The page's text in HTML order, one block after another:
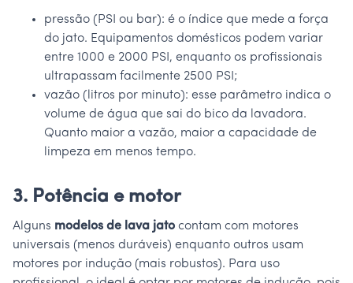
pressão (PSI ou bar): é o índice que mede a força
do jato. Equipamentos domésticos podem variar
entre 1000 e 2000 PSI, enquanto os profissionais
ultrapassam facilmente 2500 PSI;
vazão (litros por minuto): esse parâmetro indica o
volume de água que sai do bico da lavadora.
Quanto maior a vazão, maior a capacidade de
limpeza em menos tempo.
3. Potência e motor
Alguns modelos de lava jato contam com motores
universais (menos duráveis) enquanto outros usam
motores por indução (mais robustos). Para uso